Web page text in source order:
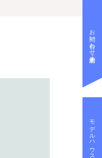
お問い合わせ・来店予約
モデルハウス見学